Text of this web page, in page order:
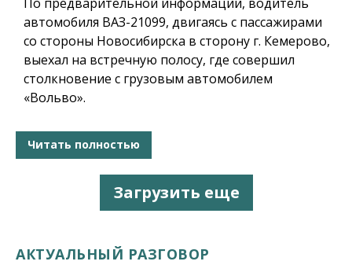
автомобиля ВАЗ-21099, двигаясь с пассажирами
со стороны Новосибирска в сторону г. Кемерово,
выехал на встречную полосу, где совершил
столкновение с грузовым автомобилем
«Вольво».
Читать полностью
Загрузить еще
АКТУАЛЬНЫЙ РАЗГОВОР